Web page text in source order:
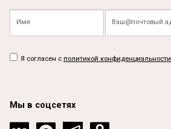
Я согласен с политикой конфиденциальности
Мы в соцсетях